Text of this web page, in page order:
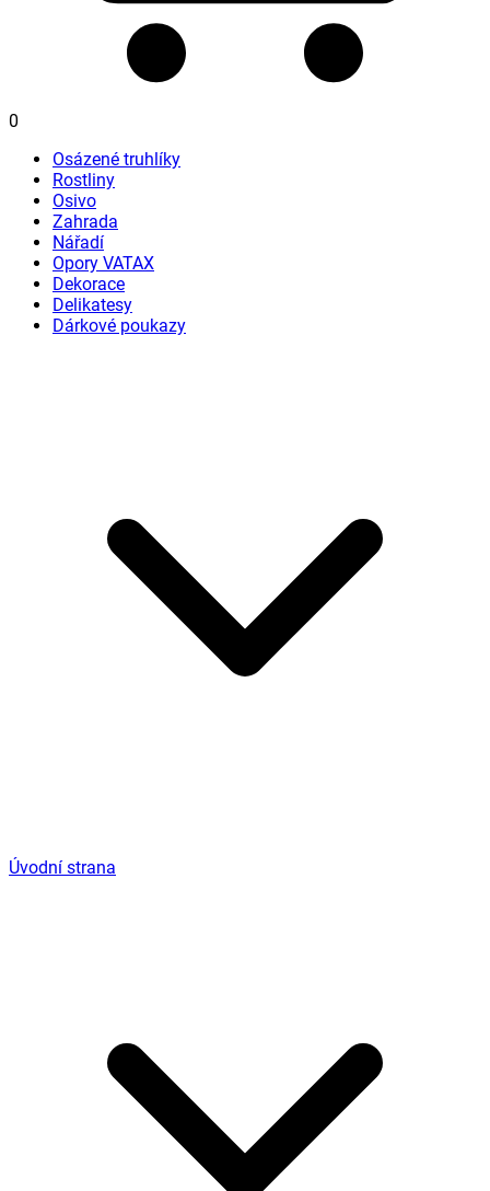
0
Osázené truhlíky
Rostliny
Osivo
Zahrada
Nářadí
Opory VATAX
Dekorace
Delikatesy
Dárkové poukazy
Úvodní strana